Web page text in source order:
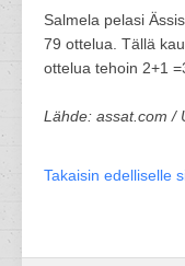
Salmela pelasi
79 ottelua. Tällä
ottelua tehoin 2+1
Lähde: assat.com /
Takaisin edelliselle